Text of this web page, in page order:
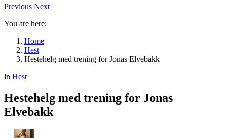
Previous Next
You are here:
Home
Hest
Hestehelg med trening for Jonas Elvebakk
in Hest
Hestehelg med trening for Jonas
Elvebakk